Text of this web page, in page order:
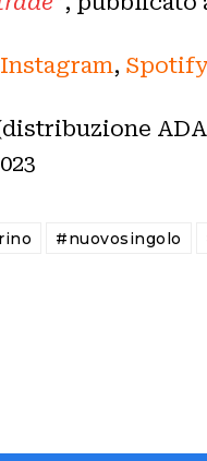
Instagram,
#nuovosingolo